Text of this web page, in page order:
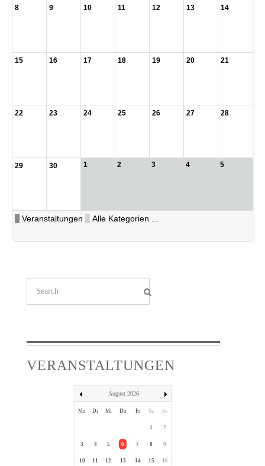
8 9 10 11 12 13 14
15 16 17 18 19 20 21
22 23 24 25 26 27 28
29 30 1 2 3 4 5
Veranstaltungen Alle Kategorien ...
VERANSTALTUNGEN
August 2026
Mo Di Mi Do Fr Sa So
1 2
3 4 5 6 7 8 9
10 11 12 13 14 15 16